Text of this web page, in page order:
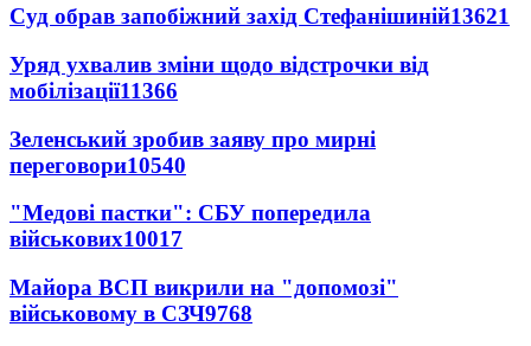
Суд обрав запобіжний захід Стефанішиній13621
Уряд ухвалив зміни щодо відстрочки від
мобілізації11366
Зеленський зробив заяву про мирні
переговори10540
"Медові пастки": СБУ попередила
військових10017
Майора ВСП викрили на "допомозі"
військовому в СЗЧ9768